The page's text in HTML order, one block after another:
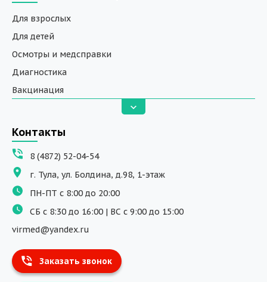
Для взрослых
Для детей
Осмотры и медсправки
Диагностика
Вакцинация
Вызов на дом
ДНК исследования
Программы обучения
Физиотерапия
ДМС
Массаж
Тест на хеликобактер
Информация
Контакты
8 (4872) 52-04-54
г. Тула, ул. Болдина, д.98, 1-этаж
ПН-ПТ с 8:00 до 20:00
СБ с 8:30 до 16:00 | ВС с 9:00 до 15:00
virmed@yandex.ru
Заказать звонок